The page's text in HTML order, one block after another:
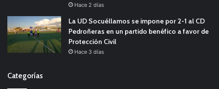
Hace 2 días
La UD Socuéllamos se impone por 2-1 al CD
Pedroñeras en un partido benéfico a favor de
Protección Civil
Hace 3 días
Categorías